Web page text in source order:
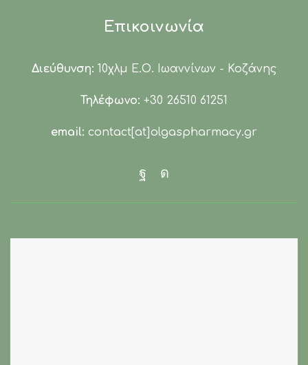
Επικοινωνία
Διεύθυνση: 10χλμ Ε.Ο. Ιωαννίνων - Κοζάνης
Τηλέφωνο: +30 26510 61251
email: contact[at]olgaspharmacy.gr
Facebook
Instagram